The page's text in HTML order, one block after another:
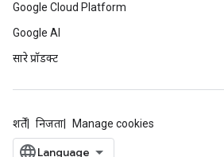
Google Cloud Platform
Google AI
सारे प्रॉडक्ट
शर्तें निजता Manage cookies